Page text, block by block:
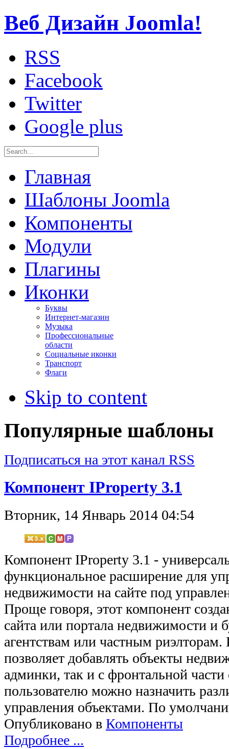
Веб Дизайн Joomla!
RSS
Facebook
Twitter
Google plus
Главная
Шаблоны Joomla
Компоненты
Модули
Плагины
Иконки
Буквы
Интернет-магазин
Музыка
Профессиональные
области
Социальные иконки
Транспорт
Флаги
Skip to content
Популярные шаблоны
Подписаться на этот канал RSS
Компонент IProperty 3.1
Вторник, 14 Январь 2014 04:54
Компонент IProperty 3.1 -
функциональное расширение для
недвижимости на сайте под
Проще говоря, этот компонент
сайта или портала недвижимости и
агентствам или частным
позволяет добавлять объекты
админки, так и с фронтальной
пользователю можно назначить
управления объектами. По
Опубликовано в Компоненты
Подробнее ...